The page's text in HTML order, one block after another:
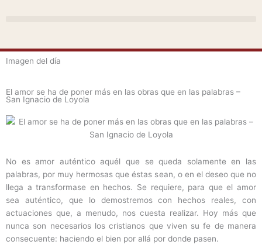
Imagen del día
El amor se ha de poner más en las obras que en las palabras –
San Ignacio de Loyola
No es amor auténtico aquél que se queda solamente en las
palabras, por muy hermosas que éstas sean, o en el deseo que no
llega a transformase en hechos. Se requiere, para que el amor
sea auténtico, que lo demostremos con hechos reales, con
actuaciones que, a menudo, nos cuesta realizar. Hoy más que
nunca son necesarios los cristianos que viven su fe de manera
consecuente: haciendo el bien por allá por donde pasen.